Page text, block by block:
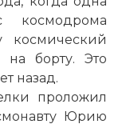
космодрома
космический
на борту. Это
назад.
проложил
Юрию